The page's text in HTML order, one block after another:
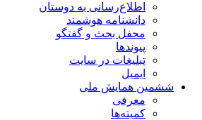
اطلاع‌رسانی به دوستان
دانشنامه هوشمند
محفل بحث و گفتگو
پیوندها
تبلیغات در سایت
ایمیل
ششمین همایش ملی
معرفی
کمیته‌ها